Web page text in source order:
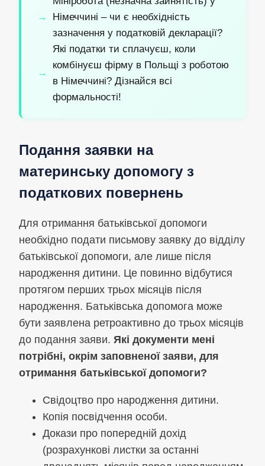
Німеччині – чи є необхідність
зазначення у податковій декларації?
Які податки ти сплачуєш, коли
комбінуєш фірму в Польщі з роботою
в Німеччині? Дізнайся всі
формальності!
Подання заявки на
материнську допомогу з
податкових повернень
Для отримання батьківської допомоги
необхідно подати письмову заявку до відділу
батьківської допомоги, але лише після
народження дитини. Це повинно відбутися
протягом перших трьох місяців після
народження. Батьківська допомога може
бути заявлена ретроактивно до трьох місяців
до подання заяви. Які документи мені
потрібні, окрім заповненої заяви, для
отримання батьківської допомоги?
Свідоцтво про народження дитини.
Копія посвідчення особи.
Докази про попередній дохід
(розрахункові листки за останні